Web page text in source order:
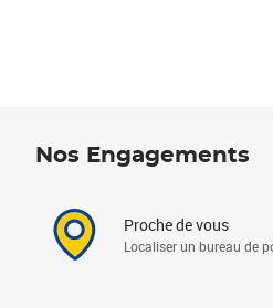
Nos Engagements
Proche de vous
Localiser un bureau de